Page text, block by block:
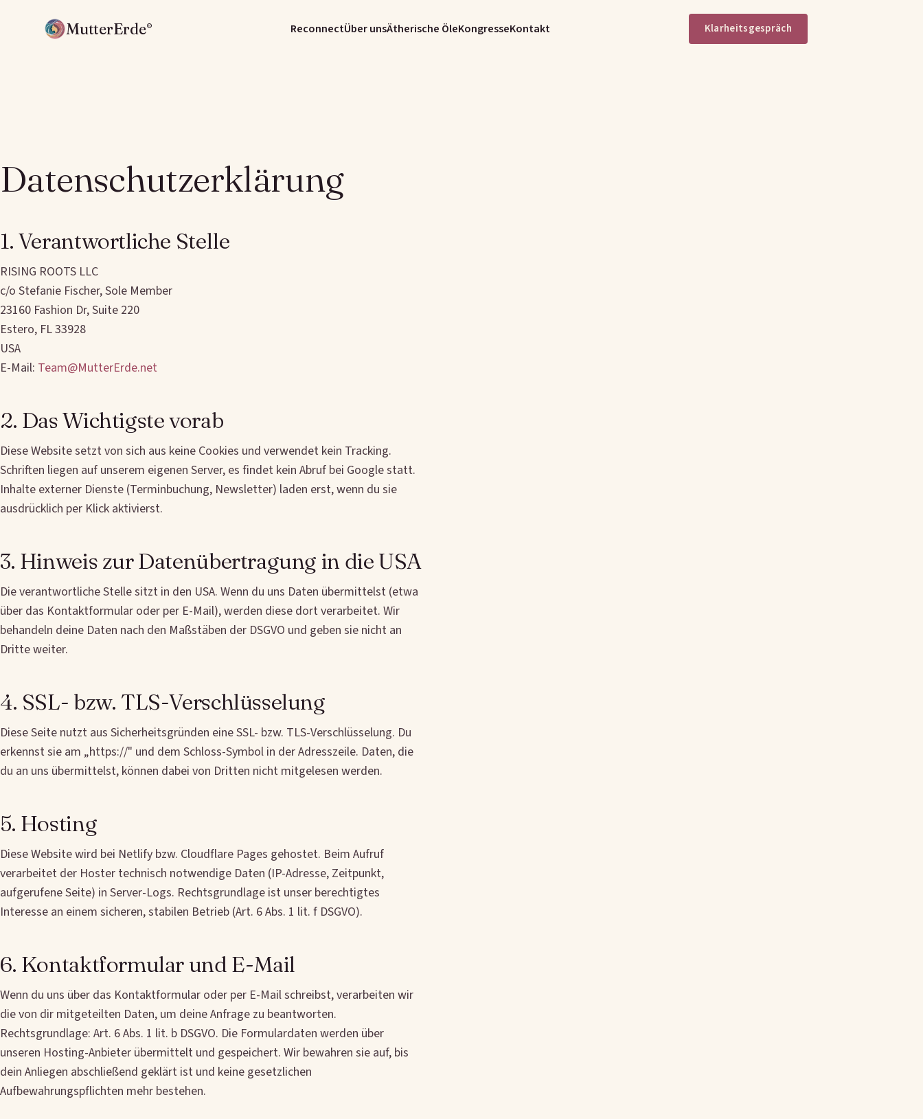
MutterErde® ReconnectÜber unsÄtherische ÖleKongresseKontakt Klarheitsgespräch
Datenschutzerklärung
1. Verantwortliche Stelle
RISING ROOTS LLC
c/o Stefanie Fischer, Sole Member
23160 Fashion Dr, Suite 220
Estero, FL 33928
USA
E-Mail: Team@MutterErde.net
2. Das Wichtigste vorab
Diese Website setzt von sich aus keine Cookies und verwendet kein Tracking.
Schriften liegen auf unserem eigenen Server, es findet kein Abruf bei Google statt.
Inhalte externer Dienste (Terminbuchung, Newsletter) laden erst, wenn du sie
ausdrücklich per Klick aktivierst.
3. Hinweis zur Datenübertragung in die USA
Die verantwortliche Stelle sitzt in den USA. Wenn du uns Daten übermittelst (etwa
über das Kontaktformular oder per E-Mail), werden diese dort verarbeitet. Wir
behandeln deine Daten nach den Maßstäben der DSGVO und geben sie nicht an
Dritte weiter.
4. SSL- bzw. TLS-Verschlüsselung
Diese Seite nutzt aus Sicherheitsgründen eine SSL- bzw. TLS-Verschlüsselung. Du
erkennst sie am „https://" und dem Schloss-Symbol in der Adresszeile. Daten, die
du an uns übermittelst, können dabei von Dritten nicht mitgelesen werden.
5. Hosting
Diese Website wird bei Netlify bzw. Cloudflare Pages gehostet. Beim Aufruf
verarbeitet der Hoster technisch notwendige Daten (IP-Adresse, Zeitpunkt,
aufgerufene Seite) in Server-Logs. Rechtsgrundlage ist unser berechtigtes
Interesse an einem sicheren, stabilen Betrieb (Art. 6 Abs. 1 lit. f DSGVO).
6. Kontaktformular und E-Mail
Wenn du uns über das Kontaktformular oder per E-Mail schreibst, verarbeiten wir
die von dir mitgeteilten Daten, um deine Anfrage zu beantworten.
Rechtsgrundlage: Art. 6 Abs. 1 lit. b DSGVO. Die Formulardaten werden über
unseren Hosting-Anbieter übermittelt und gespeichert. Wir bewahren sie auf, bis
dein Anliegen abschließend geklärt ist und keine gesetzlichen
Aufbewahrungspflichten mehr bestehen.